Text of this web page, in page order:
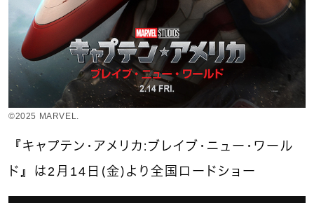
©︎2025 MARVEL.
『キャプテン・アメリカ：ブレイブ・ニュー・ワール
ド』は2月14日（金）より全国ロードショー